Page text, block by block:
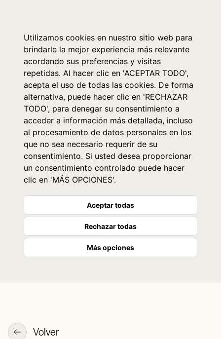
Utilizamos cookies en nuestro sitio web para
brindarle la mejor experiencia más relevante
acordando sus preferencias y visitas
repetidas. Al hacer clic en 'ACEPTAR TODO',
acepta el uso de todas las cookies. De forma
alternativa, puede hacer clic en 'RECHAZAR
TODO', para denegar su consentimiento a
acceder a información más detallada, incluso
al procesamiento de datos personales en los
que no sea necesario requerir de su
consentimiento. Si usted desea proporcionar
un consentimiento controlado puede hacer
clic en 'MÁS OPCIONES'.
Aceptar todas
Rechazar todas
Más opciones
Volver